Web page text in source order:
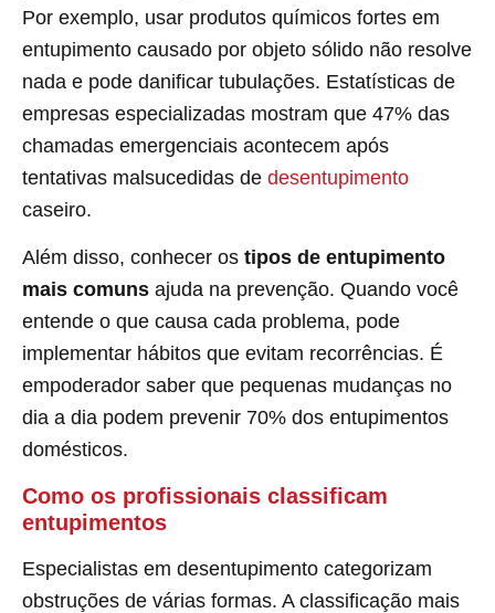
Por exemplo, usar produtos químicos fortes em
entupimento causado por objeto sólido não resolve
nada e pode danificar tubulações. Estatísticas de
empresas especializadas mostram que 47% das
chamadas emergenciais acontecem após
tentativas malsucedidas de desentupimento
caseiro.
Além disso, conhecer os tipos de entupimento
mais comuns ajuda na prevenção. Quando você
entende o que causa cada problema, pode
implementar hábitos que evitam recorrências. É
empoderador saber que pequenas mudanças no
dia a dia podem prevenir 70% dos entupimentos
domésticos.
Como os profissionais classificam
entupimentos
Especialistas em desentupimento categorizam
obstruções de várias formas. A classificação mais